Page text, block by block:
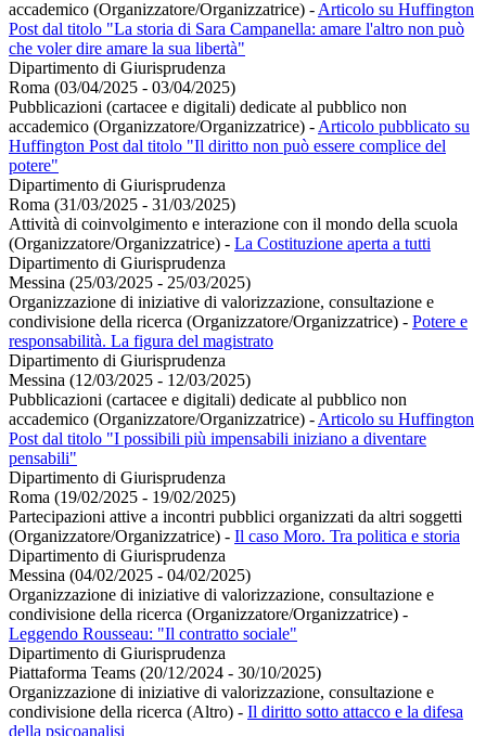
accademico (Organizzatore/Organizzatrice) - Articolo su Huffington
Post dal titolo "La storia di Sara Campanella: amare l'altro non può
che voler dire amare la sua libertà"
Dipartimento di Giurisprudenza
Roma (03/04/2025 - 03/04/2025)
Pubblicazioni (cartacee e digitali) dedicate al pubblico non
accademico (Organizzatore/Organizzatrice) - Articolo pubblicato su
Huffington Post dal titolo "Il diritto non può essere complice del
potere"
Dipartimento di Giurisprudenza
Roma (31/03/2025 - 31/03/2025)
Attività di coinvolgimento e interazione con il mondo della scuola
(Organizzatore/Organizzatrice) - La Costituzione aperta a tutti
Dipartimento di Giurisprudenza
Messina (25/03/2025 - 25/03/2025)
Organizzazione di iniziative di valorizzazione, consultazione e
condivisione della ricerca (Organizzatore/Organizzatrice) - Potere e
responsabilità. La figura del magistrato
Dipartimento di Giurisprudenza
Messina (12/03/2025 - 12/03/2025)
Pubblicazioni (cartacee e digitali) dedicate al pubblico non
accademico (Organizzatore/Organizzatrice) - Articolo su Huffington
Post dal titolo "I possibili più impensabili iniziano a diventare
pensabili"
Dipartimento di Giurisprudenza
Roma (19/02/2025 - 19/02/2025)
Partecipazioni attive a incontri pubblici organizzati da altri soggetti
(Organizzatore/Organizzatrice) - Il caso Moro. Tra politica e storia
Dipartimento di Giurisprudenza
Messina (04/02/2025 - 04/02/2025)
Organizzazione di iniziative di valorizzazione, consultazione e
condivisione della ricerca (Organizzatore/Organizzatrice) -
Leggendo Rousseau: "Il contratto sociale"
Dipartimento di Giurisprudenza
Piattaforma Teams (20/12/2024 - 30/10/2025)
Organizzazione di iniziative di valorizzazione, consultazione e
condivisione della ricerca (Altro) - Il diritto sotto attacco e la difesa
della psicoanalisi